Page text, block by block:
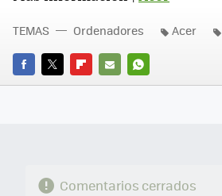
FACEBOOK
TWITTERFLIPBOARD
E-
WHATSAPP
TEMAS Ordenadores Acer
Comentarios cerrados